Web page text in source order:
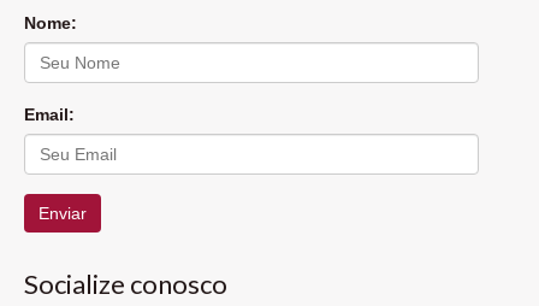
Nome:
Email:
Enviar
Socialize conosco